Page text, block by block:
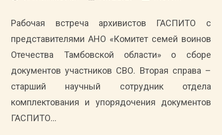
Рабочая встреча архивистов ГАСПИТО с
представителями АНО «Комитет семей воинов
Отечества Тамбовской области» о сборе
документов участников СВО. Вторая справа –
старший научный сотрудник отдела
комплектования и упорядочения документов
ГАСПИТО…